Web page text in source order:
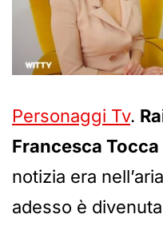
Personaggi Tv.
Francesca
notizia era
adesso è